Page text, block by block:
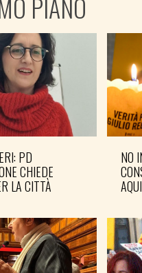
PD
CHIEDE
LA CITTÀ
NO